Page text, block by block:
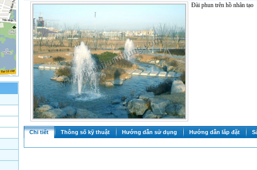
Đài phun trên hồ nhân tạo
Chi tiết Thông số kỹ thuật Hướng dẫn sử dụng Hướng dẫn lắp đặt